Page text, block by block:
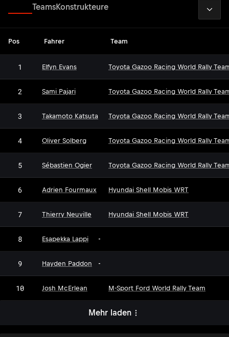
TeamsKonstrukteure
Pos Fahrer Team
1 Elfyn Evans Toyota Gazoo Racing World Rally
2 Sami Pajari Toyota Gazoo Racing World Rally
3 Takamoto Katsuta Toyota Gazoo Racing World Rally
4 Oliver Solberg Toyota Gazoo Racing World Rally
5 Sébastien Ogier Toyota Gazoo Racing World Rally
6 Adrien Fourmaux Hyundai Shell Mobis WRT
7 Thierry Neuville Hyundai Shell Mobis WRT
8 Esapekka Lappi -
9 Hayden Paddon -
10 Josh McErlean M-Sport Ford World Rally Team
Mehr laden